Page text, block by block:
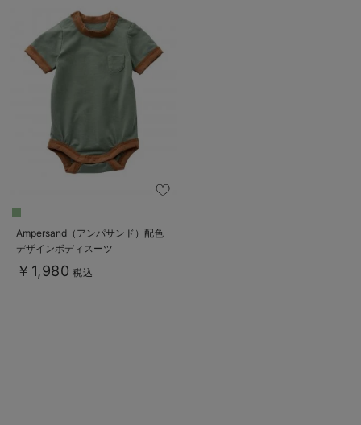
Ampersand（アンパサンド）配色
デザインボディスーツ
￥1,980 税込